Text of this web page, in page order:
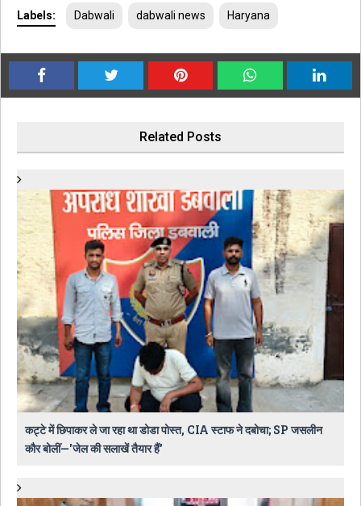
Labels: Dabwali dabwali news Haryana
Related Posts
कट्टे में छिपाकर ले जा रहा था डोडा पोस्त, CIA स्टाफ ने दबोचा; SP जसलीन
कौर बोलीं—'जेल की सलाखें तैयार हैं'